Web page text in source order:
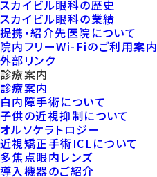
スカイビル眼科の歴史
スカイビル眼科の業績
提携・紹介先医院について
院内フリーWi-Fiのご利用案内
外部リンク
診療案内
診療案内
白内障手術について
子供の近視抑制について
オルソケラトロジー
近視矯正手術ICLについて
多焦点眼内レンズ
導入機器のご紹介